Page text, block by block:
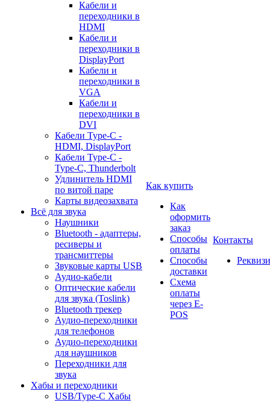
Кабели и
переходники в
HDMI
Кабели и
переходники в
DisplayPort
Кабели и
переходники в
VGA
Кабели и
переходники в
DVI
Кабели Type-C -
HDMI, DisplayPort
Кабели Type-C -
Type-C, Thunderbolt
Удлинитель HDMI
по витой паре
Карты видеозахвата
Всё для звука
Наушники
Bluetooth - адаптеры,
ресиверы и
трансмиттеры
Звуковые карты USB
Аудио-кабели
Оптические кабели
для звука (Toslink)
Bluetooth трекер
Аудио-переходники
для телефонов
Аудио-переходники
для наушников
Переходники для
звука
Хабы и переходники
USB/Type-C Хабы
Как купить
Как
оформить
заказ
Способы
оплаты
Способы
доставки
Схема
оплаты
через E-
POS
Контакты